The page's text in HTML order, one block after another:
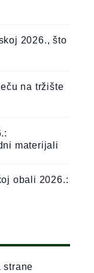
2026., što
na tržište
materijali
obali 2026.:
strane